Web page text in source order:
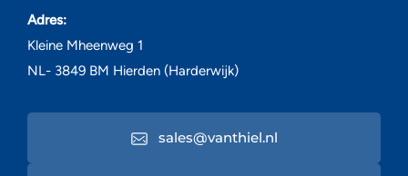
Adres:
Kleine Mheenweg 1
NL- 3849 BM Hierden (Harderwijk)
sales@vanthiel.nl